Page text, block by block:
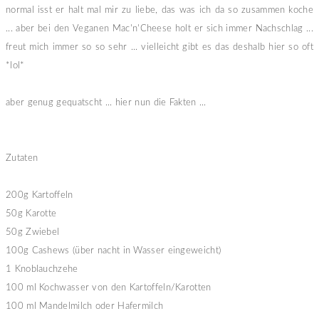
normal isst er halt mal mir zu liebe, das was ich da so zusammen koche
... aber bei den Veganen Mac'n'Cheese holt er sich immer Nachschlag ...
freut mich immer so so sehr ... vielleicht gibt es das deshalb hier so oft
*lol*
aber genug gequatscht ... hier nun die Fakten ...
Zutaten
200g Kartoffeln
50g Karotte
50g Zwiebel
100g Cashews (über nacht in Wasser eingeweicht)
1 Knoblauchzehe
100 ml Kochwasser von den Kartoffeln/Karotten
100 ml Mandelmilch oder Hafermilch